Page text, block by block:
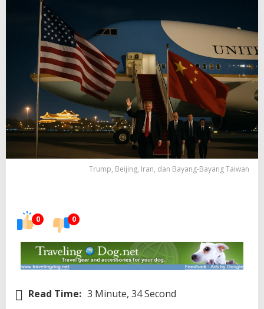
Trump, Beijing, Iran, dan Bayang-Bayang Taiwan
0 0
Read Time: 3 Minute, 34 Second